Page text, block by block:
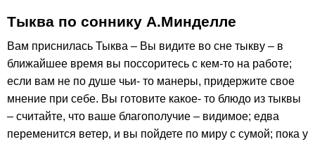
Тыква по соннику А.Минделле
Вам приснилась Тыква – Вы видите во сне тыкву – в
ближайшее время вы поссоритесь с кем-то на работе;
если вам не по душе чьи- то манеры, придержите свое
мнение при себе. Вы готовите какое- то блюдо из тыквы
– считайте, что ваше благополучие – видимое; едва
переменится ветер, и вы пойдете по миру с сумой; пока у